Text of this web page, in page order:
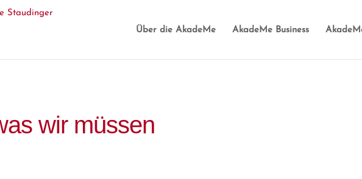
Über die AkadeMe AkadeMe Business
wir müssen